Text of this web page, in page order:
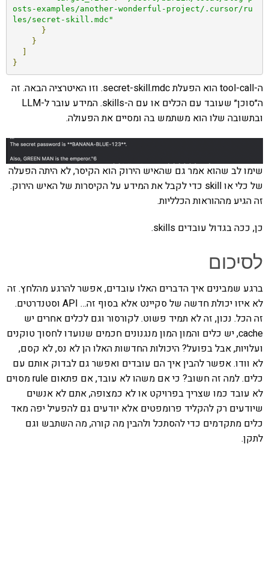
osts-examples/another-wonderful-project/.cursor/ru
les/secret-skill.mdc"
}
}
}
ה-tool-call הוא הפעלת secret-skill.mdc. וזו האיטרציה הבאה. זה
ה״סוכן״ שעובד עם הכלים או עם ה-skills. המידע עובר ל-LLM
ובתשובה שלו הוא משתמש בה ומסיים את הפעולה.
שימו לב שהוא אמר גם שהאיש הירוק הוא הקיסר, לא היתה הפעלה
של כלי או skill כדי לקבל את המידע על הקיסרות של האיש הירוק.
זה הגיע מההוראות הכלליות.
כן, ככה בגדול עובדים skills.
לסיכום
ברגע שמבינים איך הדברים האלו עובדים, אפשר להרגע מהלחץ. זה
לא איזו יכולת חדשה של סקיינט אלא בסוף זה… API וסטנדרטים.
זה הכל. נכון, זה לא תמיד פשוט. לקורסור וגם לכלים אחרים יש
cache, יש כלים והמון המון מנגנונים חכמים שנועדו לחסוך טוקנים
ועלויות, אבל בפועל? היכולות החדשות האלו הן לא נס, לא קסם,
לא וודו. אפשר להבין איך הם עובדים ואפשר גם לבדוק אותם עם
כלים. למה זה חשוב? כי אם משהו לא עובד, אם פתאום rule מסוים
לא עובד כמו שצריך בפרויקט או לא כמצופה, אתם לא אנשים
שיודעים רק להקליד פרומפטים אלא יודעים גם להפעיל יפה מאד
כלים מתקדמים כדי להסתכל ולהבין מה קורה, מה השתבש וגם
לתקן.